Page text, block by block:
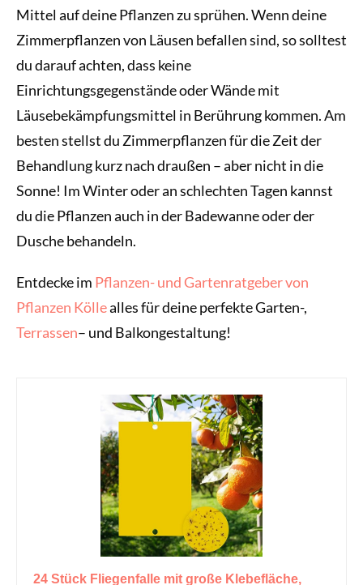
Mittel auf deine Pflanzen zu sprühen. Wenn deine
Zimmerpflanzen von Läusen befallen sind, so solltest
du darauf achten, dass keine
Einrichtungsgegenstände oder Wände mit
Läusebekämpfungsmittel in Berührung kommen. Am
besten stellst du Zimmerpflanzen für die Zeit der
Behandlung kurz nach draußen – aber nicht in die
Sonne! Im Winter oder an schlechten Tagen kannst
du die Pflanzen auch in der Badewanne oder der
Dusche behandeln.
Entdecke im Pflanzen- und Gartenratgeber von
Pflanzen Köllealles für deine perfekte Garten-,
Terrassen– und Balkongestaltung!
24 Stück Fliegenfalle mit große Klebefläche,